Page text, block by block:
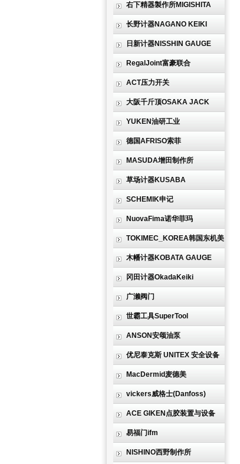
右下精器製作所MIGISHITA
长野计器NAGANO KEIKI
日新计器NISSHIN GAUGE
RegalJoint富豪联合
ACT压力开关
大阪千斤顶OSAKA JACK
YUKEN油研工业
德国AFRISO索菲
MASUDA增田制作所
草场计器KUSABA
SCHEMIK申记
NuovaFima诺华菲玛
TOKIMEC_KOREA韩国东机美
木幡计器KOBATA GAUGE
冈田计器OkadaKeiki
广濑阀门
世霸工具SuperTool
ANSON安颂油泵
优尼泰克斯 UNITEX 安全设备
MacDermid麦德美
vickers威格士(Danfoss)
ACE GIKEN点胶装置与设备
易福门ifm
NISHINO西野制作所